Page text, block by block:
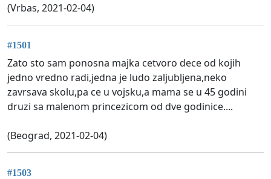
(Vrbas, 2021-02-04)
#1501
Zato sto sam ponosna majka cetvoro dece od kojih
jedno vredno radi,jedna je ludo zaljubljena,neko
zavrsava skolu,pa ce u vojsku,a mama se u 45 godini
druzi sa malenom princezicom od dve godinice....
(Beograd, 2021-02-04)
#1503